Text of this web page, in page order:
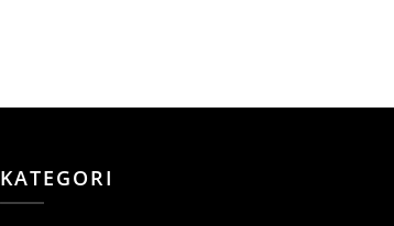
KATEGORI